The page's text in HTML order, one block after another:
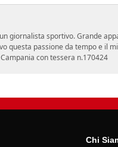
giornalista sportivo. Grande
questa passione da tempo e il
con tessera n.170424
Chi